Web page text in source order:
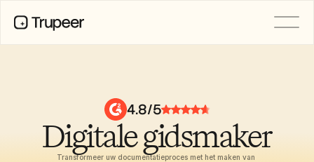
4.8/5
Digitale gidsmaker
Transformeer uw documentatieproces met het maken van
Kennisbank
Merkkits